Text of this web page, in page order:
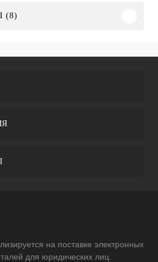
(8)
на поставке электронных
для юридических лиц.